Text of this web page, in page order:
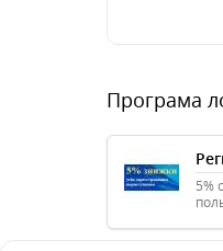
Програма
5%